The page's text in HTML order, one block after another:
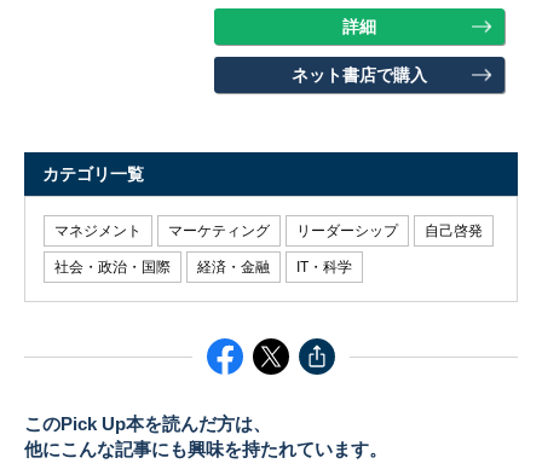
詳細
ネット書店で購入
カテゴリ一覧
マネジメント マーケティング リーダーシップ 自己啓発
社会・政治・国際 経済・金融 IT・科学
このPick Up本を読んだ方は、
他にこんな記事にも興味を持たれています。